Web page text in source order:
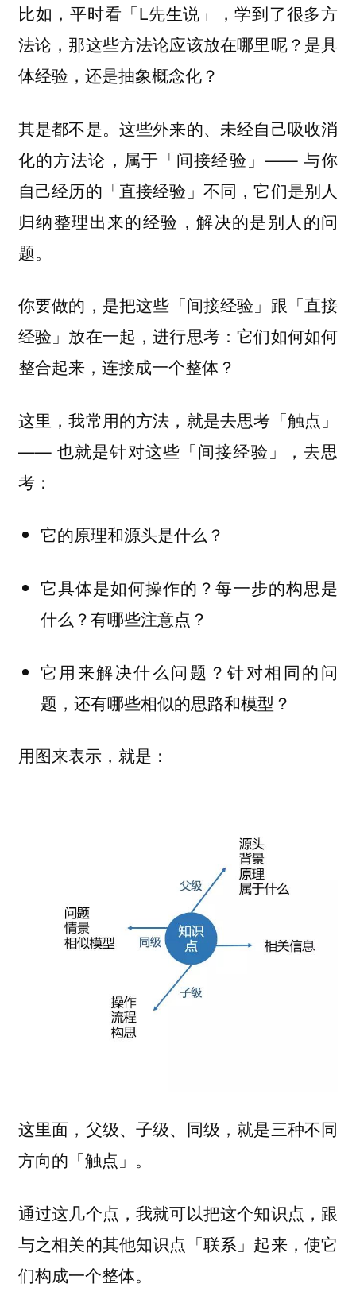
比如，平时看「L先生说」，学到了很多方
法论，那这些方法论应该放在哪里呢？是具
体经验，还是抽象概念化？
其是都不是。这些外来的、未经自己吸收消
化的方法论，属于 「间接经验」 —— 与你
自己经历的「直接经验」不同，它们是别人
归纳整理出来的经验，解决的是别人的问
题。
你要做的， 是把这些「间接经验」跟「直接
经验」放在一起，进行思考：它们如何如何
整合起来，连接成一个整体？
这里，我常用的方法，就是去思考「触点」
—— 也就是针对这些「间接经验」，去思
考：
它的原理和源头是什么？
它具体是如何操作的？每一步的构思是
什么？有哪些注意点？
它用来解决什么问题？针对相同的问
题，还有哪些相似的思路和模型？
用图来表示，就是：
这里面，父级、子级、同级，就是三种不同
方向的「触点」。
通过这几个点，我就可以把这个知识点，跟
与之相关的其他知识点「联系」起来，使它
们构成一个整体。